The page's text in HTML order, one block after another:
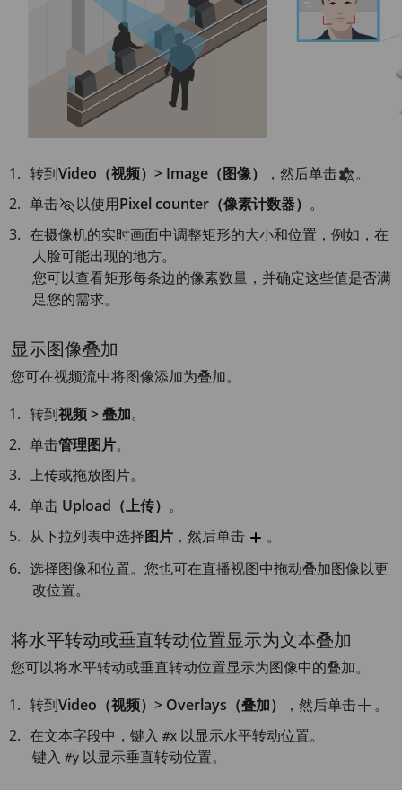
转到Video（视频）> Image（图像） ，然后单击
。
单击
以使用Pixel counter（像素计数器） 。
在摄像机的实时画面中调整矩形的大小和位置，例如，在
人脸可能出现的地方。
您可以查看矩形每条边的像素数量，并确定这些值是否满
足您的需求。
显示图像叠加
您可在视频流中将图像添加为叠加。
转到视频 > 叠加。
单击管理图片。
上传或拖放图片。
单击 Upload（上传） 。
从下拉列表中选择图片 ，然后单击
。
选择图像和位置。您也可在直播视图中拖动叠加图像以更
改位置。
将水平转动或垂直转动位置显示为文本叠加
您可以将水平转动或垂直转动位置显示为图像中的叠加。
转到Video（视频）> Overlays（叠加） ，然后单击
。
在文本字段中，键入#x 以显示水平转动位置。
键入 #y 以显示垂直转动位置。